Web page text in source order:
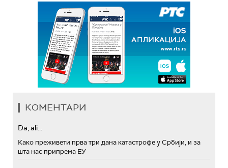
КОМЕНТАРИ
Da, ali...
Како преживети прва три дана катастрофе у Србији, и за
шта нас припрема ЕУ